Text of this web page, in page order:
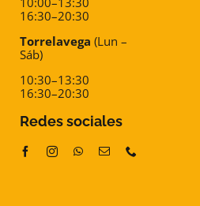
16:30–20:30
Torrelavega (Lun –
Sáb)
10:30–13:30
16:30–20:30
Redes sociales